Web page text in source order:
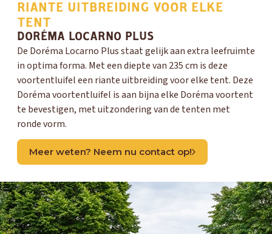
RIANTE UITBREIDING VOOR ELKE
TENT
DORÉMA LOCARNO PLUS
De Doréma Locarno Plus staat gelijk aan extra leefruimte
in optima forma. Met een diepte van 235 cm is deze
voortentluifel een riante uitbreiding voor elke tent. Deze
Doréma voortentluifel is aan bijna elke Doréma voortent
te bevestigen, met uitzondering van de tenten met
ronde vorm.
Meer weten? Neem nu contact op!